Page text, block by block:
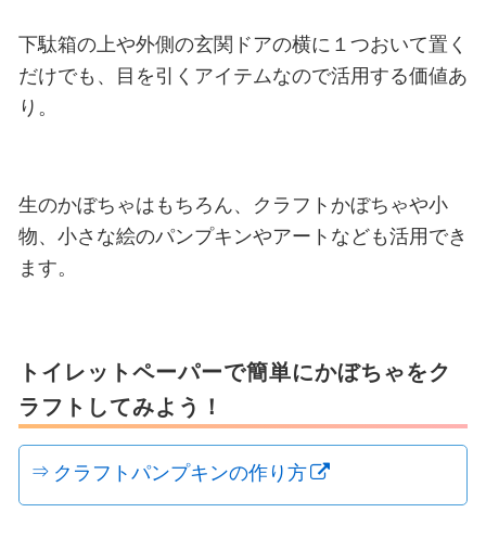
下駄箱の上や外側の玄関ドアの横に１つおいて置く
だけでも、目を引くアイテムなので活用する価値あ
り。
生のかぼちゃはもちろん、クラフトかぼちゃや小
物、小さな絵のパンプキンやアートなども活用でき
ます。
トイレットペーパーで簡単にかぼちゃをク
ラフトしてみよう！
クラフトパンプキンの作り方